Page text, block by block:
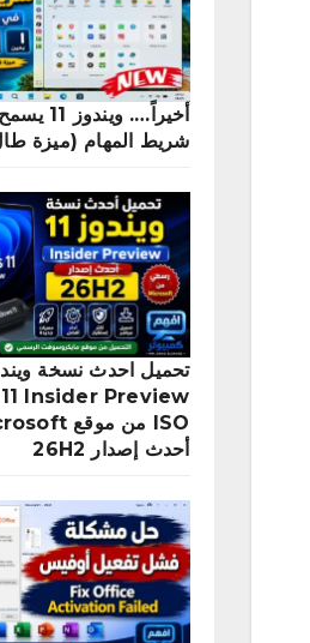
أخيراً….
شريط المهام (ميزة
تحميل احدث نسخة
Insider Preview
أحدث إصدار 26H2